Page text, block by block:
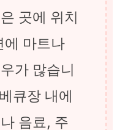
곳에 위치
에 마트나
가 많습니
큐장 내에
음료, 주